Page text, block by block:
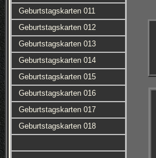
Geburtstagskarten 011
Geburtstagskarten 012
Geburtstagskarten 013
Geburtstagskarten 014
Geburtstagskarten 015
Geburtstagskarten 016
Geburtstagskarten 017
Geburtstagskarten 018